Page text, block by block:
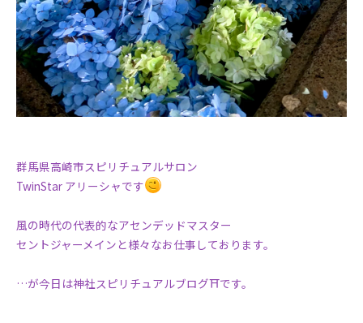
群馬県高崎市スピリチュアルサロン
TwinStar アリーシャです
風の時代の代表的なアセンデッドマスター
セントジャーメインと様々なお仕事しております。
…が今日は神社スピリチュアルブログ⛩️です。